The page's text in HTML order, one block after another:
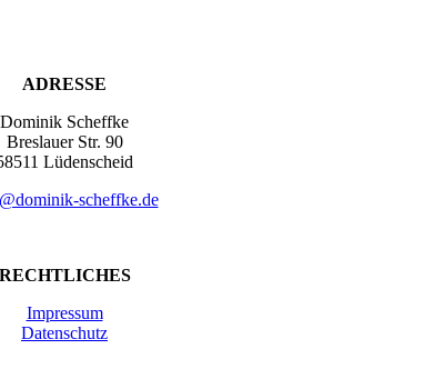
ADRESSE
Dominik Scheffke
Breslauer Str. 90
Lüdenscheid
scheffke.de
RECHTLICHES
Impressum
Datenschutz